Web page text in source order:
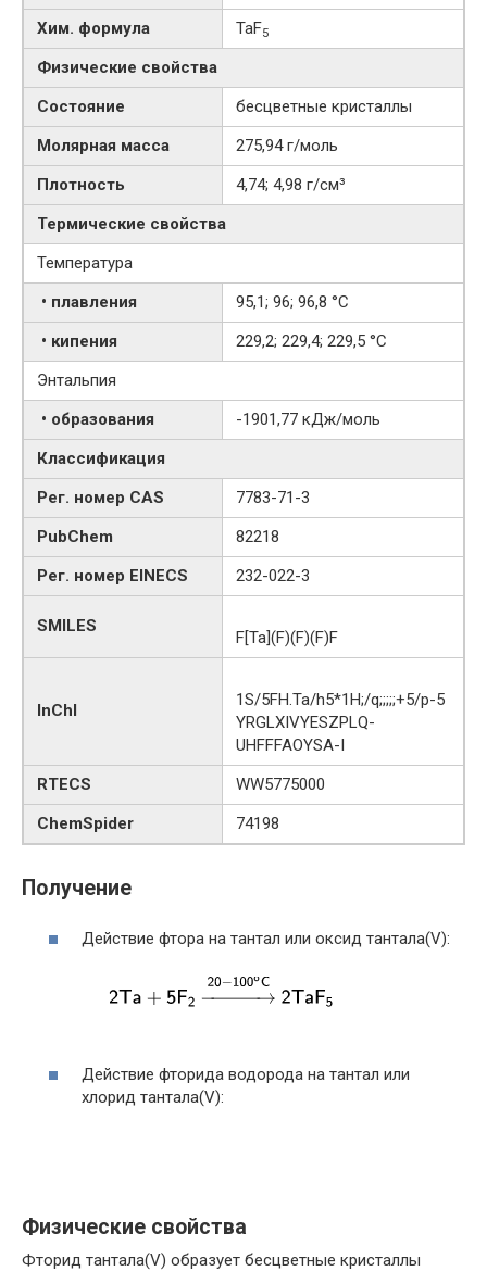
Хим. формула TaF5
Физические свойства
Состояние
бесцветные кристаллы
Молярная масса
275,94 г/моль
Плотность
4,74; 4,98 г/см³
Термические свойства
Температура
• плавления
95,1; 96; 96,8 °C
• кипения
229,2; 229,4; 229,5 °C
Энтальпия
• образования
-1901,77 кДж/моль
Классификация
Рег. номер CAS
7783-71-3
PubChem
82218
Рег. номер EINECS
232-022-3
SMILES
F[Ta](F)(F)(F)F
InChI
1S/5FH.Ta/h5*1H;/q;;;;;+5/p-5
YRGLXIVYESZPLQ-
UHFFFAOYSA-I
RTECS
WW5775000
ChemSpider
74198
Получение
Действие фтора на тантал или оксид тантала(V):
Действие фторида водорода на тантал или
хлорид тантала(V):
Физические свойства
Фторид тантала(V) образует бесцветные кристаллы